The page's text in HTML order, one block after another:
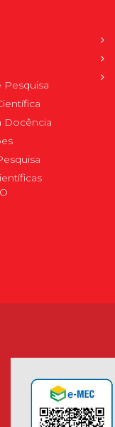
Pesquisa
Docência